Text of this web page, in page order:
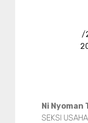
/
Ni Nyoman
SEKSI